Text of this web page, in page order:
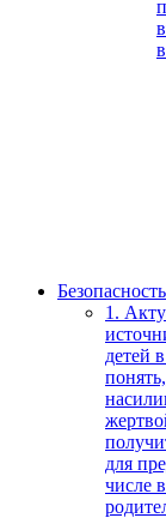
1.
детей
для
числе